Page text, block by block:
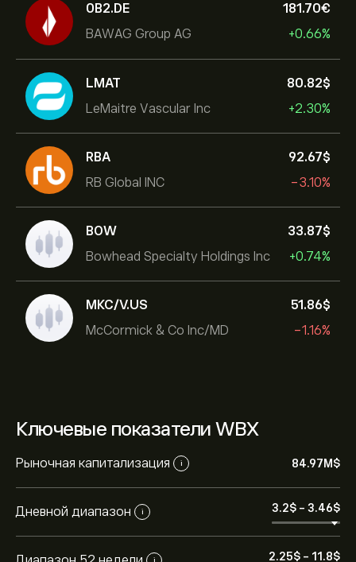
0B2.DE
BAWAG Group AG
181.70‎€‎
+0.66%
LMAT
LeMaitre Vascular Inc
80.82‎$‎
+2.30%
RBA
RB Global INC
92.67‎$‎
-3.10%
BOW
Bowhead Specialty Holdings Inc
33.87‎$‎
+0.74%
MKC/V.US
McCormick & Co Inc/MD
51.86‎$‎
-1.16%
Ключевые показатели WBX
Рыночная капитализация i 84.97M‎$‎
Дневной диапазон i 3.2‎$‎ - 3.46‎$‎
i 2.25‎$‎ - 11.8‎$‎